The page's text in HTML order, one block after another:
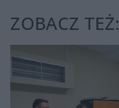
ZOBACZ TEŻ: